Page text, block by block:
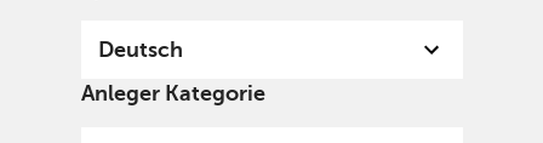
Deutsch
Anleger Kategorie